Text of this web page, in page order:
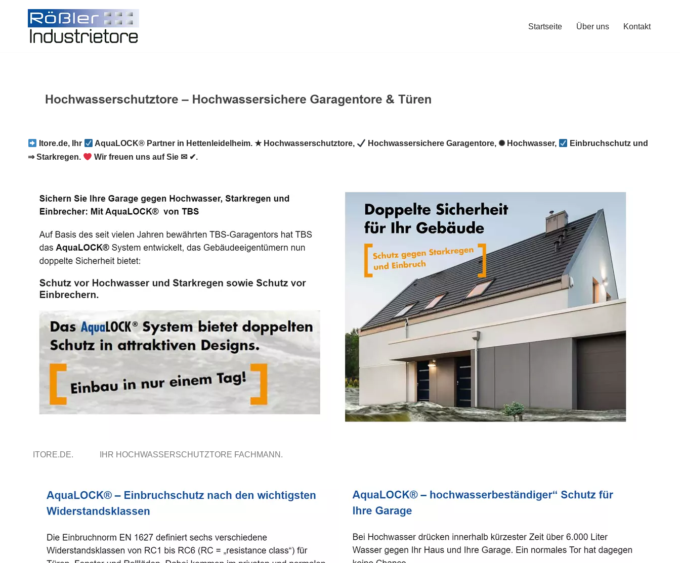
Startseite Über uns Kontakt
Itore.de, Ihr AquaLOCK® Partner in Hettenleidelheim. ★ Hochwasserschutztore, Hochwassersichere Garagentore, ✺ Hochwasser,
Einbruchschutz und
⇒ Starkregen.
Wir freuen uns auf Sie ✉ ✔.
ITORE.DE. IHR HOCHWASSERSCHUTZTORE FACHMANN.